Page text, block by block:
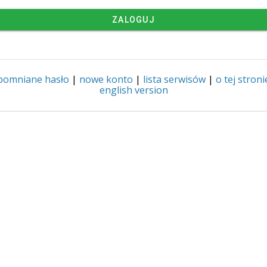
ZALOGUJ
hasło | nowe konto | lista serwisów | o tej
english version